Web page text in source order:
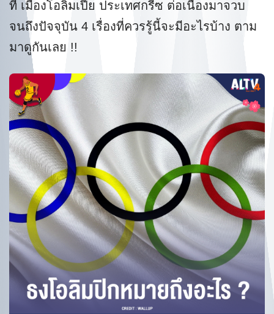
ที่ เมืองโอลิมเปีย ประเทศกรีซ ต่อเนื่องมาจวบ
จนถึงปัจจุบัน 4 เรื่องที่ควรรู้นี้จะมีอะไรบ้าง ตาม
มาดูกันเลย !!